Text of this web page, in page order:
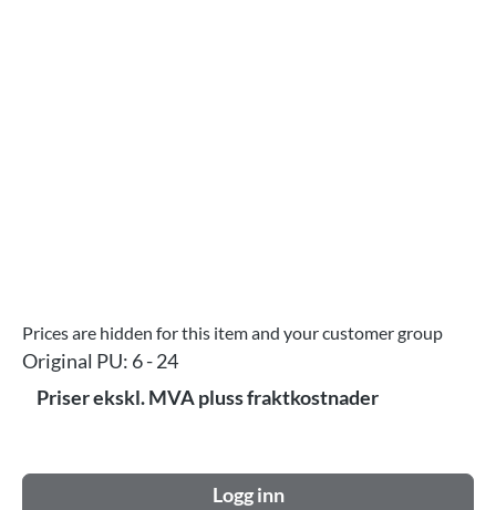
Prices are hidden for this item and your customer group
Original PU: 6 - 24
Priser ekskl. MVA pluss fraktkostnader
Logg inn